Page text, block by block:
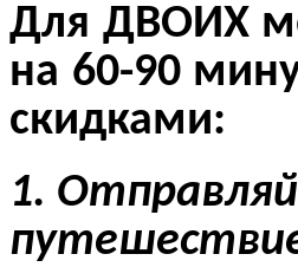
Для ДВОИХ
на 60-90
скидками:
1.